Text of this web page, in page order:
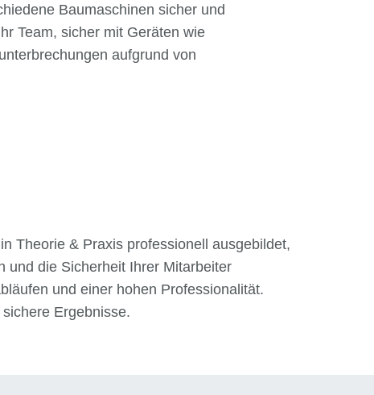
Baumaschinen sicher und
Team, sicher mit Geräten wie
aufgrund von
Theorie & Praxis professionell ausgebildet,
und die Sicherheit Ihrer Mitarbeiter
und einer hohen Professionalität.
Ergebnisse.